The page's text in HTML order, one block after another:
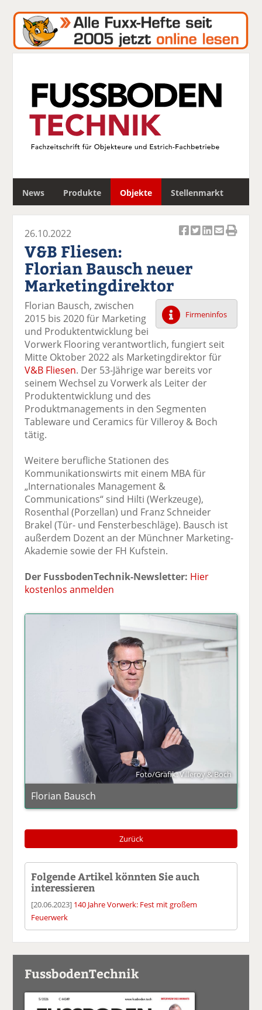
News Produkte Objekte Stellenmarkt
c
k
uf
F
ac
e
b
o
o
te
il
k
wi
tt
er
n
uf
Li
n
k
e
di
n
il
e
er
E
m
ai
l
d
ck
e
26.10.2022
V&B Fliesen:
Florian Bausch neuer
Marketingdirektor
Firmeninfos
Florian Bausch, zwischen
2015 bis 2020 für Marketing
und Produktentwicklung bei
Vorwerk Flooring verantwortlich, fungiert seit
Mitte Oktober 2022 als Marketingdirektor für
V&B Fliesen. Der 53-Jährige war bereits vor
seinem Wechsel zu Vorwerk als Leiter der
Produktentwicklung und des
Produktmanagements in den Segmenten
Tableware und Ceramics für Villeroy & Boch
tätig.
Weitere berufliche Stationen des
Kommunikationswirts mit einem MBA für
„Internationales Management &
Communications“ sind Hilti (Werkzeuge),
Rosenthal (Porzellan) und Franz Schneider
Brakel (Tür- und Fensterbeschläge). Bausch ist
außerdem Dozent an der Münchner Marketing-
Akademie sowie der FH Kufstein.
Der FussbodenTechnik-Newsletter: Hier
kostenlos anmelden
Foto/Grafik: Villeroy & Boch
Florian Bausch
Zurück
Folgende Artikel könnten Sie auch
interessieren
[20.06.2023] 140 Jahre Vorwerk: Fest mit großem
Feuerwerk
FussbodenTechnik